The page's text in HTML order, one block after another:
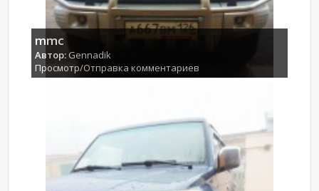
mmc
Автор:Gennadik
Просмотр/Отправка комментариев